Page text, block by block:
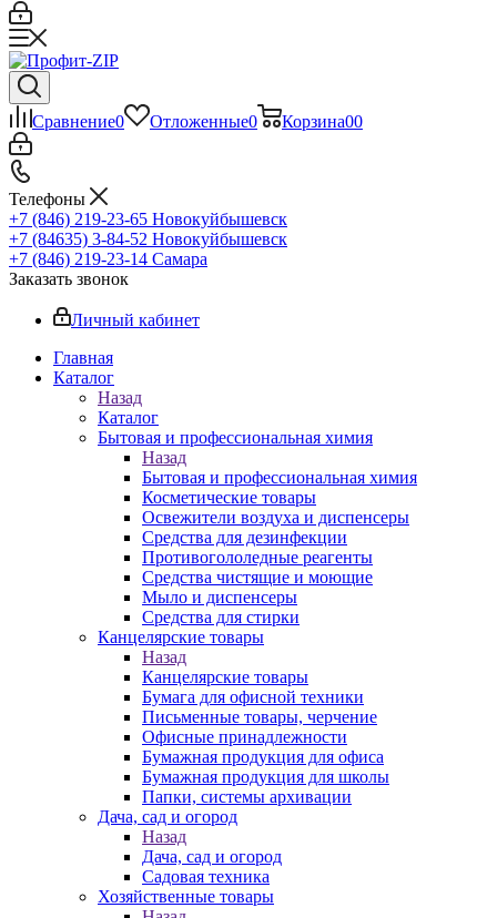
Сравнение0 Отложенные0 Корзина00
Телефоны
+7 (846) 219-23-65 Новокуйбышевск
+7 (84635) 3-84-52 Новокуйбышевск
+7 (846) 219-23-14 Самара
Заказать звонок
Личный кабинет
Главная
Каталог
Назад
Каталог
Бытовая и профессиональная химия
Назад
Бытовая и профессиональная химия
Косметические товары
Освежители воздуха и диспенсеры
Средства для дезинфекции
Противогололедные реагенты
Средства чистящие и моющие
Мыло и диспенсеры
Средства для стирки
Канцелярские товары
Назад
Канцелярские товары
Бумага для офисной техники
Письменные товары, черчение
Офисные принадлежности
Бумажная продукция для офиса
Бумажная продукция для школы
Папки, системы архивации
Дача, сад и огород
Назад
Дача, сад и огород
Садовая техника
Хозяйственные товары